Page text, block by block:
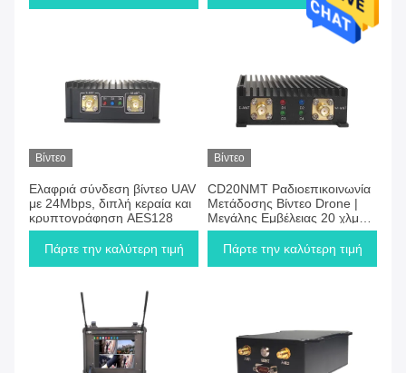
Βίντεο
Ελαφριά σύνδεση βίντεο UAV
με 24Mbps, διπλή κεραία και
κρυπτογράφηση AES128
Πάρτε την καλύτερη τιμή
Βίντεο
CD20NMT Ραδιοεπικοινωνία
Μετάδοσης Βίντεο Drone |
Μεγάλης Εμβέλειας 20 χλμ
TDD-OFDM MIMO
1.4G/2.4G
Πάρτε την καλύτερη τιμή